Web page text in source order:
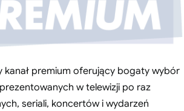
premium oferujący bogaty wybór
w telewizji po raz
seriali, koncertów i wydarzeń